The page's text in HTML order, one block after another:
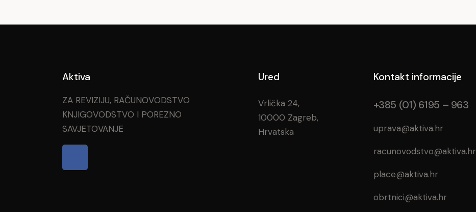
Aktiva
ZA REVIZIJU, RAČUNOVODSTVO
KNJIGOVODSTVO I POREZNO
SAVJETOVANJE
Ured
Vrlička 24,
10000 Zagreb,
Hrvatska
Kontakt informacije
+385 (01) 6195 – 963
uprava@aktiva.hr
racunovodstvo@aktiva.hr
place@aktiva.hr
obrtnici@aktiva.hr